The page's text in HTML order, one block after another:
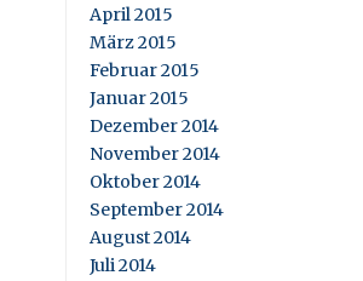
April 2015
März 2015
Februar 2015
Januar 2015
Dezember 2014
November 2014
Oktober 2014
September 2014
August 2014
Juli 2014